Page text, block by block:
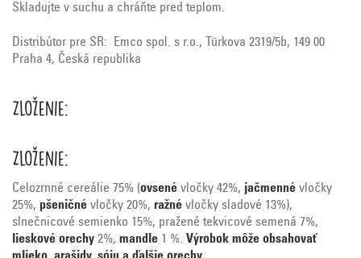
Skladujte v suchu a chráňte pred teplom.
Distribútor pre SR: Emco spol. s r.o., Türkova 2319/5b, 149 00
Praha 4, Česká republika
Zloženie:
Zloženie:
Celozrnné cereálie 75% (ovsené vločky 42%, jačmenné vločky
25%, pšeničné vločky 20%, ražné vločky sladové 13%),
slnečnicové semienko 15%, pražené tekvicové semená 7%,
lieskové orechy 2%, mandle 1 %. Výrobok môže obsahovať